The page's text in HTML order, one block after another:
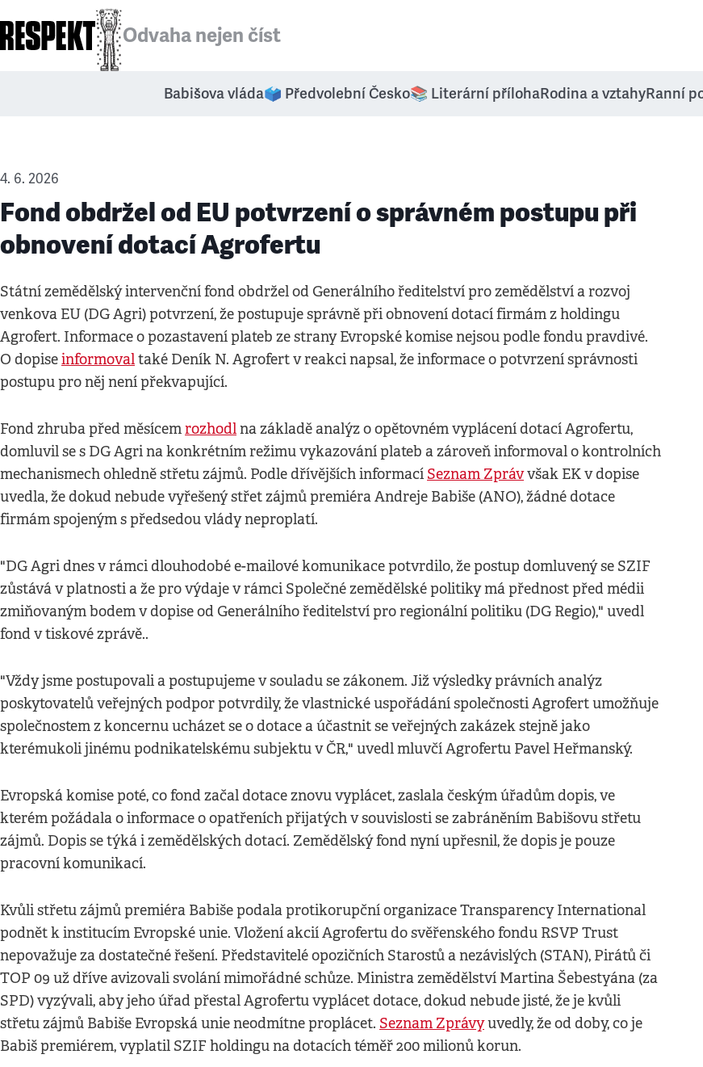
Odvaha nejen číst
Babišova vláda🗳️ Předvolební Česko📚 Literární přílohaRodina a vztahyRanní
4. 6. 2026
Fond obdržel od EU potvrzení o správném postupu při
obnovení dotací Agrofertu
Státní zemědělský intervenční fond obdržel od Generálního ředitelství pro zemědělství a rozvoj
venkova EU (DG Agri) potvrzení, že postupuje správně při obnovení dotací firmám z holdingu
Agrofert. Informace o pozastavení plateb ze strany Evropské komise nejsou podle fondu pravdivé.
O dopiseinformovaltaké Deník N. Agrofert v reakci napsal, že informace o potvrzení správnosti
postupu pro něj není překvapující.
Fond zhruba před měsícemrozhodlna základě analýz o opětovném vyplácení dotací Agrofertu,
domluvil se s DG Agri na konkrétním režimu vykazování plateb a zároveň informoval o kontrolních
mechanismech ohledně střetu zájmů. Podle dřívějších informací Seznam Zprávvšak EK v dopise
uvedla, že dokud nebude vyřešený střet zájmů premiéra Andreje Babiše (ANO), žádné dotace
firmám spojeným s předsedou vlády neproplatí.
"DG Agri dnes v rámci dlouhodobé e-mailové komunikace potvrdilo, že postup domluvený se SZIF
zůstává v platnosti a že pro výdaje v rámci Společné zemědělské politiky má přednost před médii
zmiňovaným bodem v dopise od Generálního ředitelství pro regionální politiku (DG Regio)," uvedl
fond v tiskové zprávě..
"Vždy jsme postupovali a postupujeme v souladu se zákonem. Již výsledky právních analýz
poskytovatelů veřejných podpor potvrdily, že vlastnické uspořádání společnosti Agrofert umožňuje
společnostem z koncernu ucházet se o dotace a účastnit se veřejných zakázek stejně jako
kterémukoli jinému podnikatelskému subjektu v ČR," uvedl mluvčí Agrofertu Pavel Heřmanský.
Evropská komise poté, co fond začal dotace znovu vyplácet, zaslala českým úřadům dopis, ve
kterém požádala o informace o opatřeních přijatých v souvislosti se zabráněním Babišovu střetu
zájmů. Dopis se týká i zemědělských dotací. Zemědělský fond nyní upřesnil, že dopis je pouze
pracovní komunikací.
Kvůli střetu zájmů premiéra Babiše podala protikorupční organizace Transparency International
podnět k institucím Evropské unie. Vložení akcií Agrofertu do svěřenského fondu RSVP Trust
nepovažuje za dostatečné řešení. Představitelé opozičních Starostů a nezávislých (STAN), Pirátů či
TOP 09 už dříve avizovali svolání mimořádné schůze. Ministra zemědělství Martina Šebestyána (za
SPD) vyzývali, aby jeho úřad přestal Agrofertu vyplácet dotace, dokud nebude jisté, že je kvůli
střetu zájmů Babiše Evropská unie neodmítne proplácet. Seznam Zprávyuvedly, že od doby, co je
Babiš premiérem, vyplatil SZIF holdingu na dotacích téměř 200 milionů korun.